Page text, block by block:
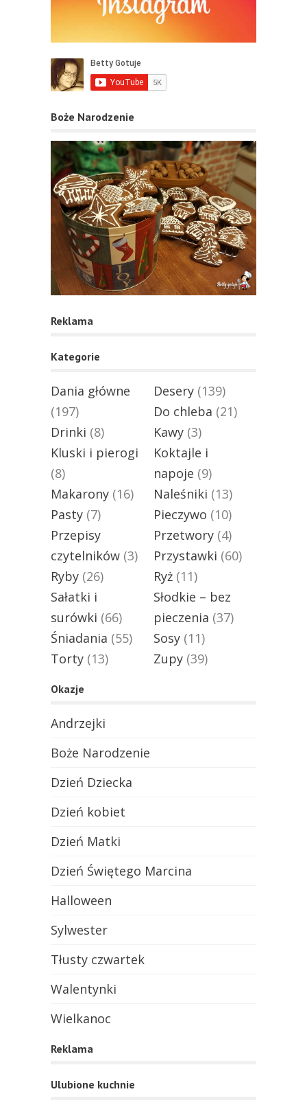
Boże Narodzenie
Reklama
Kategorie
Dania główne
(197)
Desery (139)
Do chleba (21)
Drinki (8) Kawy (3)
Kluski i pierogi
(8)
Koktajle i
napoje (9)
Makarony (16) Naleśniki (13)
Pasty (7) Pieczywo (10)
Przepisy
czytelników (3)
Przetwory (4)
Przystawki (60)
Ryby (26) Ryż (11)
Sałatki i
surówki (66)
Słodkie – bez
pieczenia (37)
Śniadania (55) Sosy (11)
Torty (13) Zupy (39)
Okazje
Andrzejki
Boże Narodzenie
Dzień Dziecka
Dzień kobiet
Dzień Matki
Dzień Świętego Marcina
Halloween
Sylwester
Tłusty czwartek
Walentynki
Wielkanoc
Reklama
Ulubione kuchnie